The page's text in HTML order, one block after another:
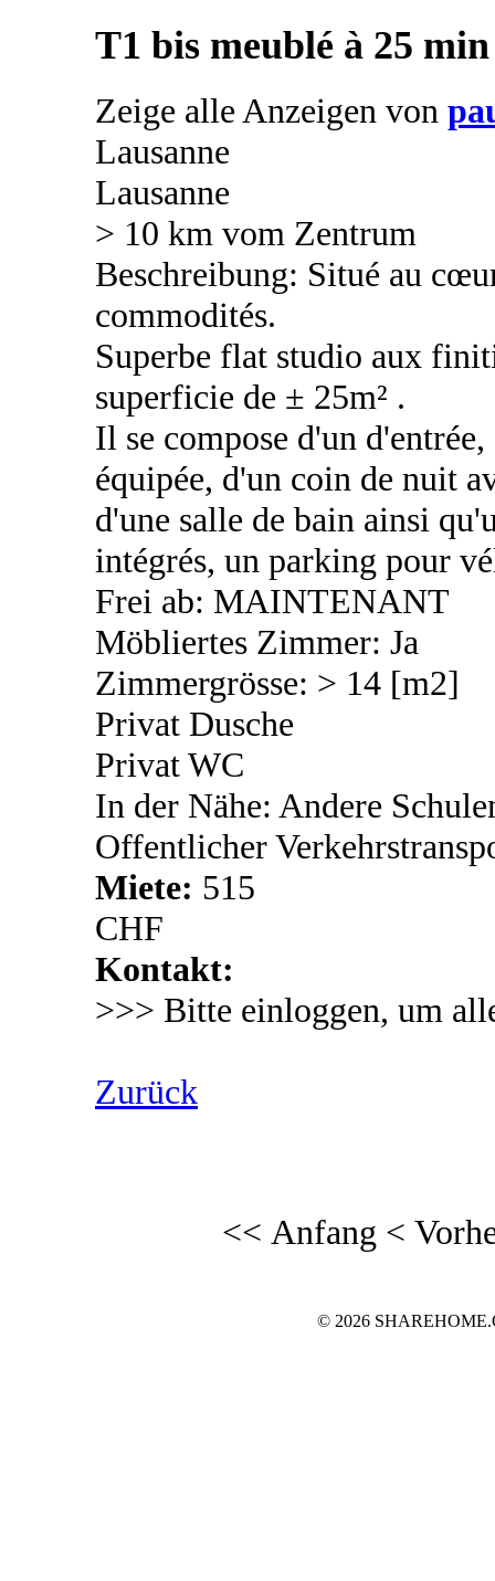
T1 bis meublé à 25
Zeige alle Anzeigen von
Lausanne
Lausanne
> 10 km vom Zentrum
Beschreibung: Situé au
commodités.
Superbe flat studio aux
superficie de ± 25m² .
Il se compose d'un
équipée, d'un coin de nuit
d'une salle de bain ainsi
intégrés, un parking pour
Frei ab: MAINTENANT
Möbliertes Zimmer: Ja
Zimmergrösse: > 14 [m2]
Privat Dusche
Privat WC
In der Nähe: Andere
Offentlicher
Miete: 515
CHF
Kontakt:
>>> Bitte einloggen, um
Zurück
<< Anfang <
© 2026